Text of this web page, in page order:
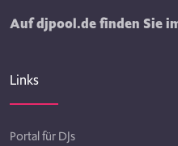
Auf djpool.de finden Sie
Links
Portal für DJs